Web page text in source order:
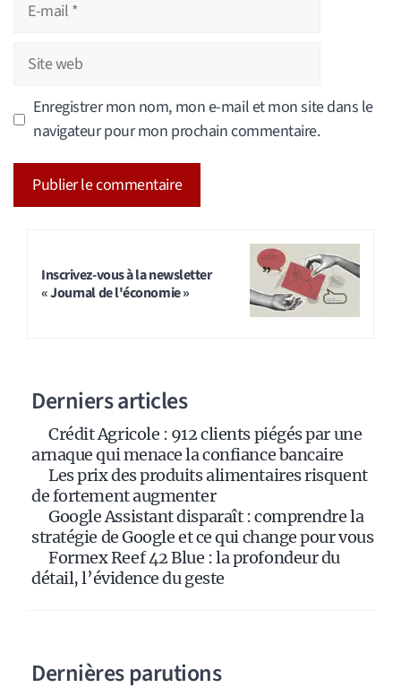
Site
web
Enregistrer mon nom, mon e-mail et mon site dans le
navigateur pour mon prochain commentaire.
Inscrivez-vous à la newsletter
« Journal de l'économie »
Derniers articles
Crédit Agricole : 912 clients piégés par une
arnaque qui menace la confiance bancaire
Les prix des produits alimentaires risquent
de fortement augmenter
Google Assistant disparaît : comprendre la
stratégie de Google et ce qui change pour vous
Formex Reef 42 Blue : la profondeur du
détail, l’évidence du geste
Dernières parutions